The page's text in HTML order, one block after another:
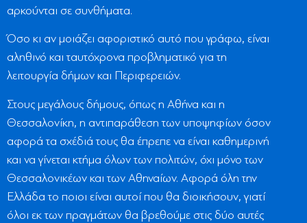
αρκούνται σε συνθήματα.
Όσο κι αν μοιάζει αφοριστικό αυτό που γράφω, είναι
αληθινό και ταυτόχρονα προβληματικό για τη
λειτουργία δήμων και Περιφερειών.
Στους μεγάλους δήμους, όπως η Αθήνα και η
Θεσσαλονίκη, η αντιπαράθεση των υποψηφίων όσον
αφορά τα σχέδιά τους θα έπρεπε να είναι καθημερινή
και να γίνεται κτήμα όλων των πολιτών, όχι μόνο των
Θεσσαλονικέων και των Αθηναίων. Αφορά όλη την
Ελλάδα το ποιοι είναι αυτοί που θα διοικήσουν, γιατί
όλοι εκ των πραγμάτων θα βρεθούμε στις δύο αυτές